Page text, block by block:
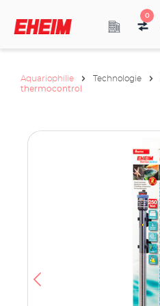
0
Aquariophilie Technologie
thermocontrol